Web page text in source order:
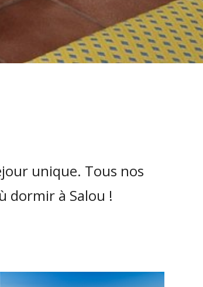
unique. Tous nos
dormir à Salou !